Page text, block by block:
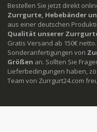
Bestellen Sie jetzt direkt
Zurrgurte, Hebebänder
aus einer deutschen
Qualität unserer
Gratis Versand ab 150€
Sonderanfertigungen von
Größen an. Sollten Sie
Lieferbedingungen haben,
Team von Zurrgurt24.com